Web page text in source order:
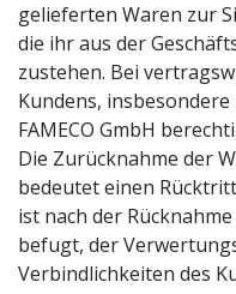
gelieferten Waren zur
die ihr aus der
zustehen. Bei
Kundens,
FAMECO GmbH
Die Zurücknahme der
bedeutet einen
ist nach der
befugt, der
Verbindlichkeiten des